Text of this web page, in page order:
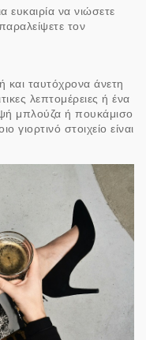
ευκαιρία να νιώσετε
τον
και ταυτόχρονα άνετη
λεπτομέρειες ή ένα
μπλούζα ή πουκάμισο
γιορτινό στοιχείο είναι